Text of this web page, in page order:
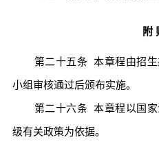
附
第二十五条 本章程由招
小组审核通过后颁布实施。
第二十六条 本章程以国
级有关政策为依据。